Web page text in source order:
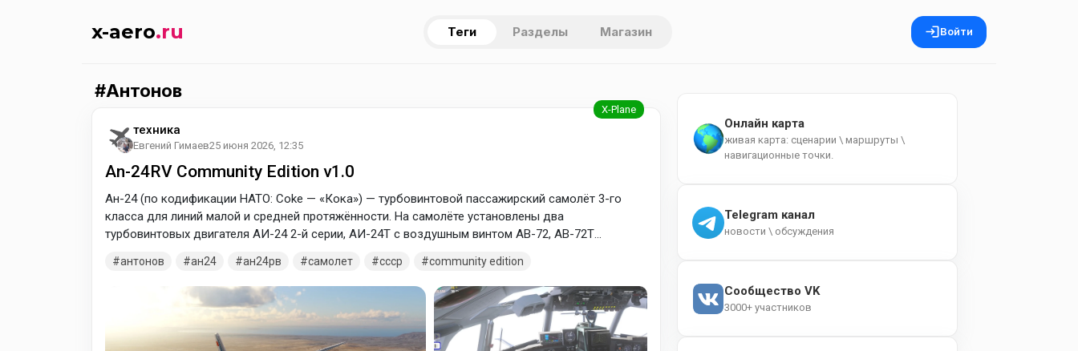
x-aero.ru Теги Разделы Магазин Войти
Антонов
техника
Евгений Гимаев25 июня 2026, 12:35
An-24RV Community Edition v1.0
Ан-24 (по кодификации НАТО: Coke — «Кока») — турбовинтовой пассажирский самолёт 3-го
класса для линий малой и средней протяжённости. На самолёте установлены два
турбовинтовых двигателя АИ-24 2-й серии, АИ-24Т с воздушным винтом АВ-72, АВ-72Т
линиях протяжённостью 300—1200 км с крейсерской скоростью полёта 450—500 км/ч на высоте
6-7 км. Может эксплуатироваться с бетонированных, грунтовых, заснеженных или
антонов ан24 ан24рв самолет ссср community edition
Онлайн карта
живая карта: сценарии \ маршруты \
навигационные точки.
Telegram канал
новости \ обсуждения
Сообщество VK
3000+ участников